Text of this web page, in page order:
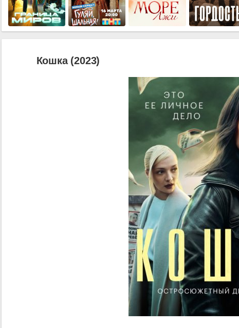
Кошка (2023)